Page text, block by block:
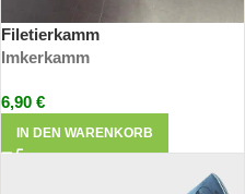
Filetierkamm
Imkerkamm
6,90 €
IN DEN WARENKORB